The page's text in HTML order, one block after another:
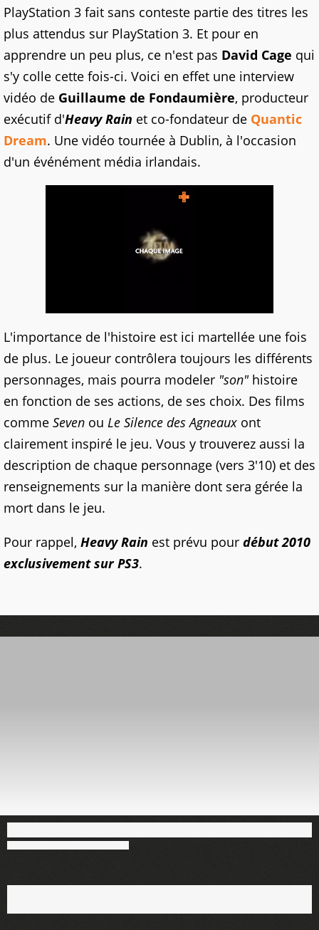
PlayStation 3 fait sans conteste partie des titres les
plus attendus sur PlayStation 3. Et pour en
apprendre un peu plus, ce n'est pas David Cage qui
s'y colle cette fois-ci. Voici en effet une interview
vidéo de Guillaume de Fondaumière, producteur
exécutif d'Heavy Rain et co-fondateur de Quantic
Dream. Une vidéo tournée à Dublin, à l'occasion
d'un événément média irlandais.
L'importance de l'histoire est ici martellée une fois
de plus. Le joueur contrôlera toujours les différents
personnages, mais pourra modeler "son" histoire
en fonction de ses actions, de ses choix. Des films
comme Seven ou Le Silence des Agneaux ont
clairement inspiré le jeu. Vous y trouverez aussi la
description de chaque personnage (vers 3'10) et des
renseignements sur la manière dont sera gérée la
mort dans le jeu.
Pour rappel, Heavy Rain est prévu pour début 2010
exclusivement sur PS3.